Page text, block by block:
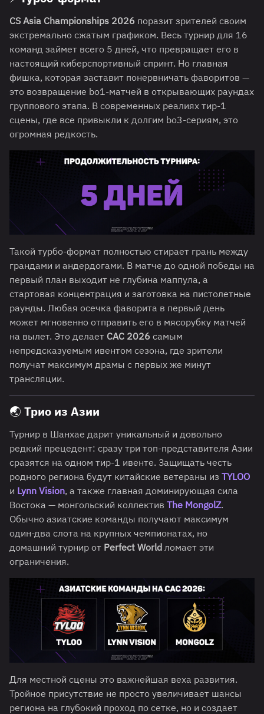
CS Asia Championships 2026 поразит зрителей своим
экстремально сжатым графиком. Весь турнир для 16
команд займет всего 5 дней, что превращает его в
настоящий киберспортивный спринт. Но главная
фишка, которая заставит понервничать фаворитов —
это возвращение bo1-матчей в открывающих раундах
группового этапа. В современных реалиях тир-1
сцены, где все привыкли к долгим bo3-сериям, это
огромная редкость.
Такой турбо-формат полностью стирает грань между
грандами и андердогами. В матче до одной победы на
первый план выходит не глубина маппула, а
стартовая концентрация и заготовка на пистолетные
раунды. Любая осечка фаворита в первый день
может мгновенно отправить его в мясорубку матчей
на вылет. Это делает CAC 2026 самым
непредсказуемым ивентом сезона, где зрители
получат максимум драмы с первых же минут
трансляции.
🌏 Трио из Азии
Турнир в Шанхае дарит уникальный и довольно
редкий прецедент: сразу три топ-представителя Азии
сразятся на одном тир-1 ивенте. Защищать честь
родного региона будут китайские ветераны из TYLOO
и Lynn Vision, а также главная доминирующая сила
Востока — монгольский коллектив The MongolZ.
Обычно азиатские команды получают максимум
один-два слота на крупных чемпионатах, но
домашний турнир от Perfect World ломает эти
ограничения.
Для местной сцены это важнейшая веха развития.
Тройное присутствие не просто увеличивает шансы
региона на глубокий проход по сетке, но и создает